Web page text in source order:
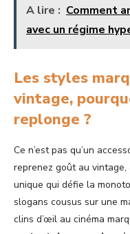
A lire : Comment
avec un régime
Les styles
vintage,
replonge ?
Ce n’est pas qu’un
reprenez goût au
unique qui défie la
slogans cousus sur une
clins d’œil au cinéma